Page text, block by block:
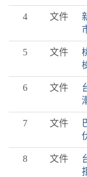
4 文件
5 文件
6 文件
7 文件
8 文件